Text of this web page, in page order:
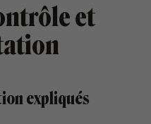
et
expliqués